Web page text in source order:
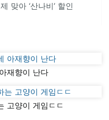
맞아 ‘산나비’ 할인
재향이 난다
고양이 게임ㄷㄷ